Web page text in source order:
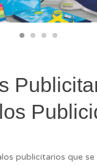
publicitarios que se